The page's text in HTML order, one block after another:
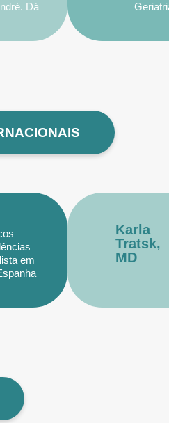
Dá
uma
a
em
Karla
Tratsk,
MD